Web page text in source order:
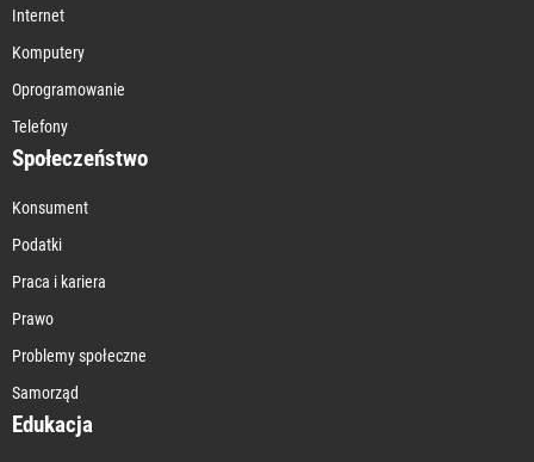
Internet
Komputery
Oprogramowanie
Telefony
Społeczeństwo
Konsument
Podatki
Praca i kariera
Prawo
Problemy społeczne
Samorząd
Edukacja